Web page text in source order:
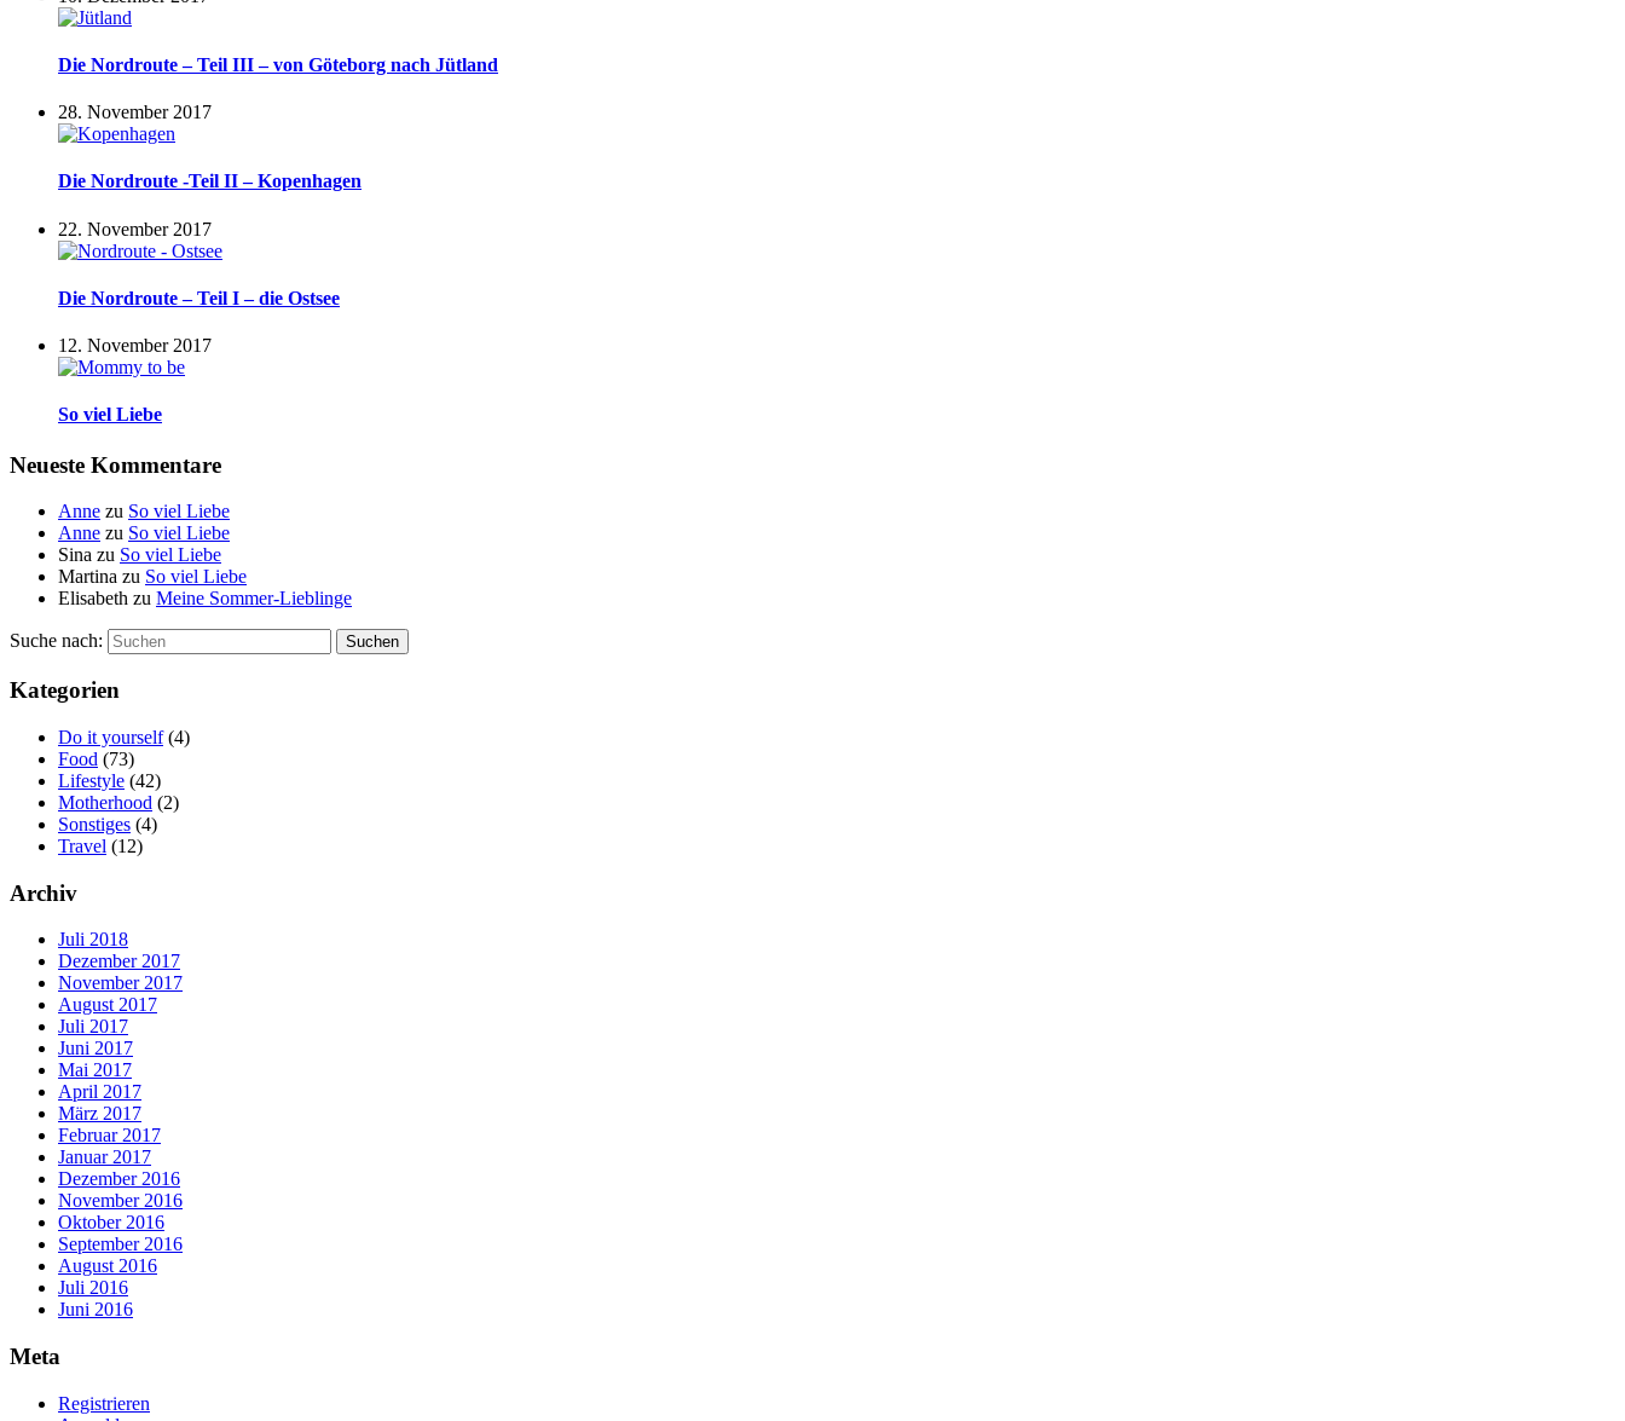
Die Nordroute – Teil III – von Göteborg nach Jütland
28. November 2017
Die Nordroute -Teil II – Kopenhagen
22. November 2017
Die Nordroute – Teil I – die Ostsee
12. November 2017
So viel Liebe
Neueste Kommentare
Anne zu So viel Liebe
Anne zu So viel Liebe
Sina zu So viel Liebe
Martina zu So viel Liebe
Elisabeth zu Meine Sommer-Lieblinge
Suche nach: Suchen
Kategorien
Do it yourself (4)
Food (73)
Lifestyle (42)
Motherhood (2)
Sonstiges (4)
Travel (12)
Archiv
Juli 2018
Dezember 2017
November 2017
August 2017
Juli 2017
Juni 2017
Mai 2017
April 2017
März 2017
Februar 2017
Januar 2017
Dezember 2016
November 2016
Oktober 2016
September 2016
August 2016
Juli 2016
Juni 2016
Meta
Registrieren